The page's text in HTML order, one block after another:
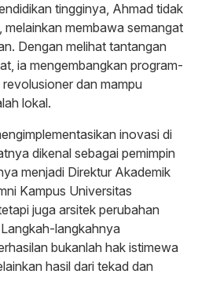
tingginya, Ahmad tidak
membawa semangat
Dengan melihat tantangan
ia mengembangkan program-
dan mampu
lokal.
inovasi di
dikenal sebagai pemimpin
menjadi Direktur Akademik
Kampus Universitas
juga arsitek perubahan
langkahnya
bukanlah hak istimewa
hasil dari tekad dan